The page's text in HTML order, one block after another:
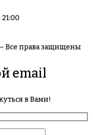
Все права защищены
email
в Вами!